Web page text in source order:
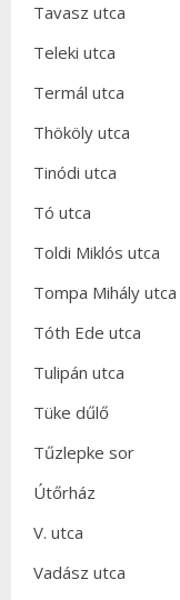
Tavasz utca
Teleki utca
Termál utca
Thököly utca
Tinódi utca
Tó utca
Toldi Miklós utca
Tompa Mihály utca
Tóth Ede utca
Tulipán utca
Tüke dűlő
Tűzlepke sor
Útőrház
V. utca
Vadász utca